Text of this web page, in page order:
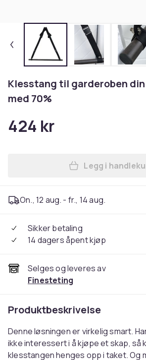
Klesstang til garderoben
med 70%
424 kr
Legg
Legg i
On., 12 aug. - fr., 14 aug.
Sikker betaling
14 dagers åpent kjøp
Selges og leveres av
Finesteting
Produktbeskrivelse
Denne løsningen er virkelig smart.
ikke interessert i å kjøpe et skap, så
klesstangen henges opp i taket. Og